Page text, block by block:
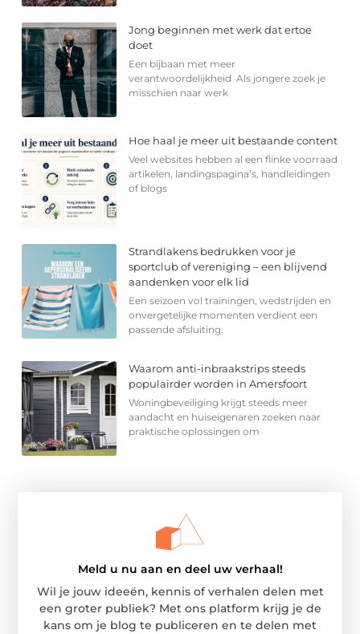
Jong beginnen met werk dat ertoe
doet
Een bijbaan met meer
verantwoordelijkheid Als jongere zoek je
misschien naar werk
Hoe haal je meer uit bestaande content
Veel websites hebben al een flinke voorraad
artikelen, landingspagina’s, handleidingen
of blogs
Strandlakens bedrukken voor je
sportclub of vereniging – een blijvend
aandenken voor elk lid
Een seizoen vol trainingen, wedstrijden en
onvergetelijke momenten verdient een
passende afsluiting.
Waarom anti-inbraakstrips steeds
populairder worden in Amersfoort
Woningbeveiliging krijgt steeds meer
aandacht en huiseigenaren zoeken naar
praktische oplossingen om
Meld u nu aan en deel uw verhaal!
Wil je jouw ideeën, kennis of verhalen delen met
een groter publiek? Met ons platform krijg je de
kans om je blog te publiceren en te delen met